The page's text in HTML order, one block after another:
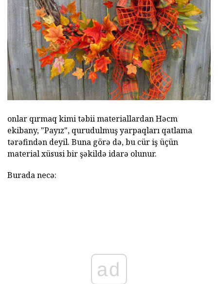
onlar qırmaq kimi təbii materiallardan Həcm
ekibany, "Payız", qurudulmuş yarpaqları qatlama
tərəfindən deyil. Buna görə də, bu cür iş üçün
material xüsusi bir şəkildə idarə olunur.
Burada necə:
ad